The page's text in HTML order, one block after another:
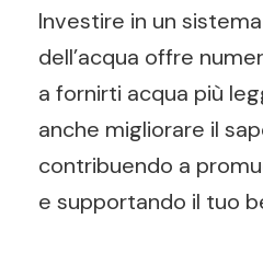
Investire in un
dell’acqua offre
a fornirti acqua più
anche migliorare il
contribuendo a
e supportando il tuo